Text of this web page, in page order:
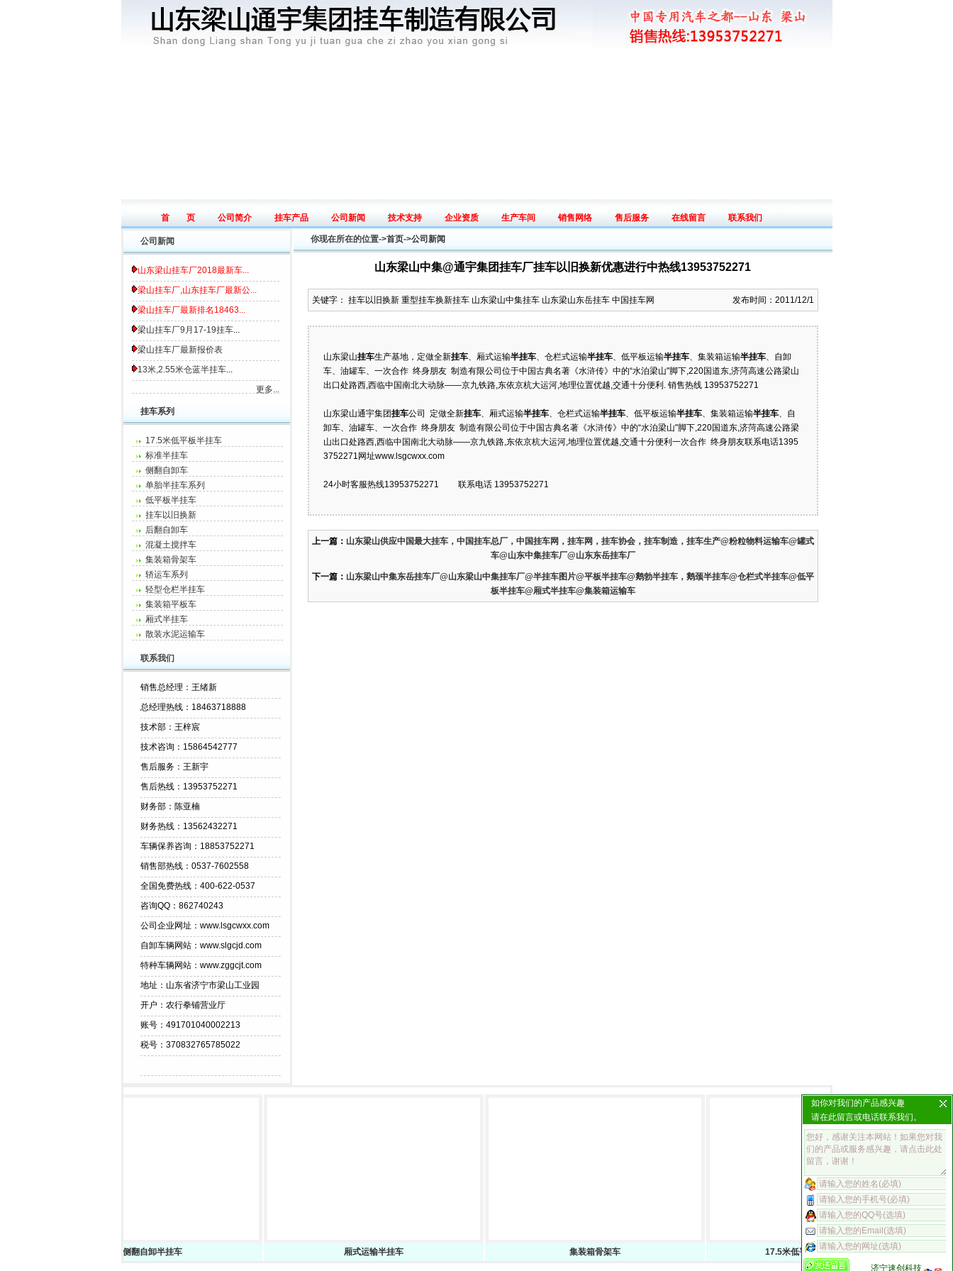
首 页 公司简介 挂车产品 公司新闻 技术支持 企业资质 生产车间 销售网络 售后服务 在线留言 联系我们
你现在所在的位置->首页->公司新闻
山东梁山中集@通宇集团挂车厂挂车以旧换新优惠进行中热线13953752271
关键字： 挂车以旧换新 重型挂车换新挂车 山东梁山中集挂车 山东梁山东岳挂车 中国挂车网 发布时间：2011/12/1
山东梁山挂车生产基地，定做全新挂车、厢式运输半挂车、仓栏式运输半挂车、低平板运输半挂车、集装箱运输半挂车、自卸
车、油罐车、一次合作 终身朋友 制造有限公司位于中国古典名著《水浒传》中的“水泊梁山"脚下,220国道东,济菏高速公路梁山
出口处路西,西临中国南北大动脉——京九铁路,东依京杭大运河,地理位置优越,交通十分便利. 销售热线 13953752271
山东梁山通宇集团挂车公司 定做全新挂车、厢式运输半挂车、仓栏式运输半挂车、低平板运输半挂车、集装箱运输半挂车、自
卸车、油罐车、一次合作 终身朋友 制造有限公司位于中国古典名著《水浒传》中的“水泊梁山"脚下,220国道东,济菏高速公路梁
山出口处路西,西临中国南北大动脉——京九铁路,东依京杭大运河,地理位置优越,交通十分便利一次合作 终身朋友联系电话1395
3752271网址www.lsgcwxx.com
24小时客服热线13953752271 联系电话 13953752271
上一篇： 山东梁山供应中国最大挂车，中国挂车总厂，中国挂车网，挂车网，挂车协会，挂车制造，挂车生产@粉粒物料运输车@罐式
车@山东中集挂车厂@山东东岳挂车厂
下一篇： 山东梁山中集东岳挂车厂@山东梁山中集挂车厂@半挂车图片@平板半挂车@鹅勃半挂车，鹅颈半挂车@仓栏式半挂车@低平
板半挂车@厢式半挂车@集装箱运输车
公司新闻
山东梁山挂车厂2018最新车...
梁山挂车厂,山东挂车厂最新公...
梁山挂车厂最新排名18463...
梁山挂车厂9月17-19挂车...
梁山挂车厂最新报价表
13米,2.55米仓蓝半挂车...
更多...
挂车系列
17.5米低平板半挂车
标准半挂车
侧翻自卸车
单胎半挂车系列
低平板半挂车
挂车以旧换新
后翻自卸车
混凝土搅拌车
集装箱骨架车
轿运车系列
轻型仓栏半挂车
集装箱平板车
厢式半挂车
散装水泥运输车
联系我们
销售总经理：王绪新
总经理热线：18463718888
技术部：王梓宸
技术咨询：15864542777
售后服务：王新宇
售后热线：13953752271
财务部：陈亚楠
财务热线：13562432271
车辆保养咨询：18853752271
销售部热线：0537-7602558
全国免费热线：400-622-0537
咨询QQ：862740243
公司企业网址：www.lsgcwxx.com
自卸车辆网站：www.slgcjd.com
特种车辆网站：www.zggcjt.com
地址：山东省济宁市梁山工业园
开户：农行拳铺营业厅
账号：491701040002213
税号：370832765785022
17.5米低平板半挂车包上户
如你对我们的产品感兴趣
请在此留言或电话联系我们。
济宁速创科技